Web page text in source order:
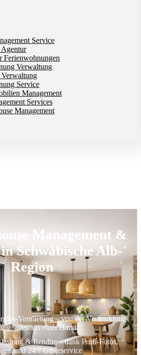
Service
Agentur
Ferienwohnungen
Verwaltung
Verwaltung
Service
Management
Services
Management
Management &
Schwäbische Alb-
Region
Vermietung – von der Vermarktung
alles aus einer Hand
& Rendite – dank Profi-Fotos,
und 24/7 Gästeservice